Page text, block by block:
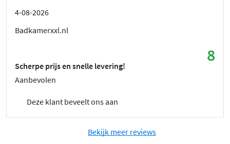
4-08-2026
Badkamerxxl.nl
8
Scherpe prijs en snelle levering!
Aanbevolen
Deze klant beveelt ons aan
Bekijk meer reviews